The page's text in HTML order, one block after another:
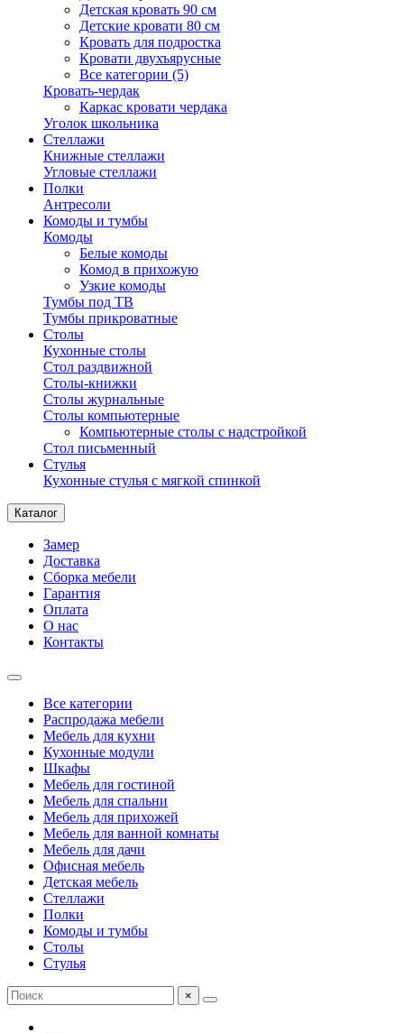
Детская кровать 90 см
Детские кровати 80 см
Кровать для подростка
Кровати двухъярусные
Все категории (5)
Кровать-чердак
Каркас кровати чердака
Уголок школьника
Стеллажи
Книжные стеллажи
Угловые стеллажи
Полки
Антресоли
Комоды и тумбы
Комоды
Белые комоды
Комод в прихожую
Узкие комоды
Тумбы под ТВ
Тумбы прикроватные
Столы
Кухонные столы
Стол раздвижной
Столы-книжки
Столы журнальные
Столы компьютерные
Компьютерные столы с надстройкой
Стол письменный
Стулья
Кухонные стулья с мягкой спинкой
Каталог
Замер
Доставка
Сборка мебели
Гарантия
Оплата
О нас
Контакты
Все категории
Распродажа мебели
Мебель для кухни
Кухонные модули
Шкафы
Мебель для гостиной
Мебель для спальни
Мебель для прихожей
Мебель для ванной комнаты
Мебель для дачи
Офисная мебель
Детская мебель
Стеллажи
Полки
Комоды и тумбы
Столы
Стулья
×